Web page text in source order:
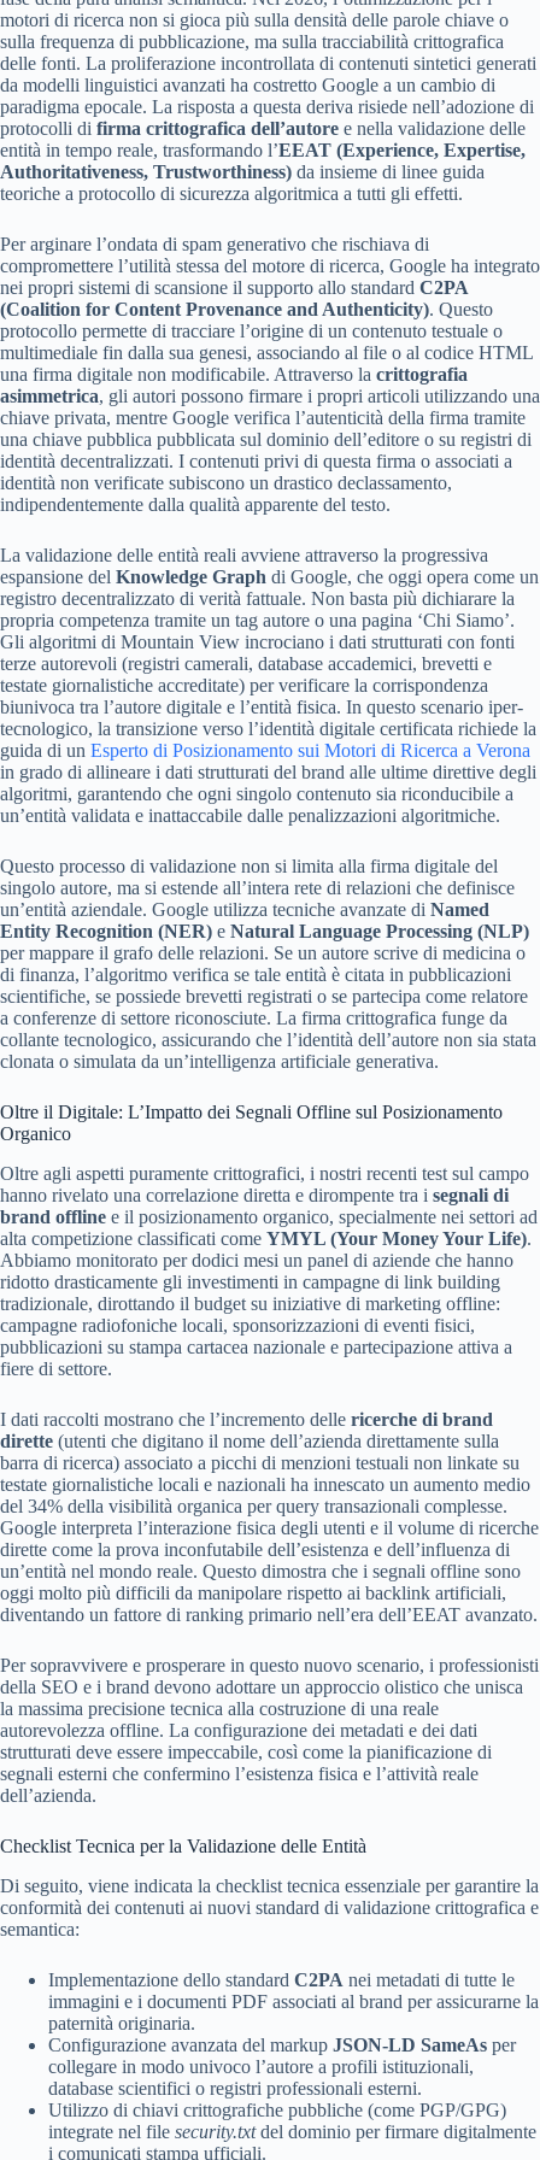
motori di ricerca non si gioca più sulla densità delle parole chiave o
sulla frequenza di pubblicazione, ma sulla tracciabilità crittografica
delle fonti. La proliferazione incontrollata di contenuti sintetici generati
da modelli linguistici avanzati ha costretto Google a un cambio di
paradigma epocale. La risposta a questa deriva risiede nell’adozione di
protocolli di firma crittografica dell’autore e nella validazione delle
entità in tempo reale, trasformando l’EEAT (Experience, Expertise,
Authoritativeness, Trustworthiness) da insieme di linee guida
teoriche a protocollo di sicurezza algoritmica a tutti gli effetti.
Per arginare l’ondata di spam generativo che rischiava di
compromettere l’utilità stessa del motore di ricerca, Google ha integrato
nei propri sistemi di scansione il supporto allo standard C2PA
(Coalition for Content Provenance and Authenticity). Questo
protocollo permette di tracciare l’origine di un contenuto testuale o
multimediale fin dalla sua genesi, associando al file o al codice HTML
una firma digitale non modificabile. Attraverso la crittografia
asimmetrica, gli autori possono firmare i propri articoli utilizzando una
chiave privata, mentre Google verifica l’autenticità della firma tramite
una chiave pubblica pubblicata sul dominio dell’editore o su registri di
identità decentralizzati. I contenuti privi di questa firma o associati a
identità non verificate subiscono un drastico declassamento,
indipendentemente dalla qualità apparente del testo.
La validazione delle entità reali avviene attraverso la progressiva
espansione del Knowledge Graph di Google, che oggi opera come un
registro decentralizzato di verità fattuale. Non basta più dichiarare la
propria competenza tramite un tag autore o una pagina ‘Chi Siamo’.
Gli algoritmi di Mountain View incrociano i dati strutturati con fonti
terze autorevoli (registri camerali, database accademici, brevetti e
testate giornalistiche accreditate) per verificare la corrispondenza
biunivoca tra l’autore digitale e l’entità fisica. In questo scenario iper-
tecnologico, la transizione verso l’identità digitale certificata richiede la
guida di un Esperto di Posizionamento sui Motori di Ricerca a Verona
in grado di allineare i dati strutturati del brand alle ultime direttive degli
algoritmi, garantendo che ogni singolo contenuto sia riconducibile a
un’entità validata e inattaccabile dalle penalizzazioni algoritmiche.
Questo processo di validazione non si limita alla firma digitale del
singolo autore, ma si estende all’intera rete di relazioni che definisce
un’entità aziendale. Google utilizza tecniche avanzate di Named
Entity Recognition (NER) e Natural Language Processing (NLP)
per mappare il grafo delle relazioni. Se un autore scrive di medicina o
di finanza, l’algoritmo verifica se tale entità è citata in pubblicazioni
scientifiche, se possiede brevetti registrati o se partecipa come relatore
a conferenze di settore riconosciute. La firma crittografica funge da
collante tecnologico, assicurando che l’identità dell’autore non sia stata
clonata o simulata da un’intelligenza artificiale generativa.
Oltre il Digitale: L’Impatto dei Segnali Offline sul Posizionamento
Organico
Oltre agli aspetti puramente crittografici, i nostri recenti test sul campo
hanno rivelato una correlazione diretta e dirompente tra i segnali di
brand offline e il posizionamento organico, specialmente nei settori ad
alta competizione classificati come YMYL (Your Money Your Life).
Abbiamo monitorato per dodici mesi un panel di aziende che hanno
ridotto drasticamente gli investimenti in campagne di link building
tradizionale, dirottando il budget su iniziative di marketing offline:
campagne radiofoniche locali, sponsorizzazioni di eventi fisici,
pubblicazioni su stampa cartacea nazionale e partecipazione attiva a
fiere di settore.
I dati raccolti mostrano che l’incremento delle ricerche di brand
dirette (utenti che digitano il nome dell’azienda direttamente sulla
barra di ricerca) associato a picchi di menzioni testuali non linkate su
testate giornalistiche locali e nazionali ha innescato un aumento medio
del 34% della visibilità organica per query transazionali complesse.
Google interpreta l’interazione fisica degli utenti e il volume di ricerche
dirette come la prova inconfutabile dell’esistenza e dell’influenza di
un’entità nel mondo reale. Questo dimostra che i segnali offline sono
oggi molto più difficili da manipolare rispetto ai backlink artificiali,
diventando un fattore di ranking primario nell’era dell’EEAT avanzato.
Per sopravvivere e prosperare in questo nuovo scenario, i professionisti
della SEO e i brand devono adottare un approccio olistico che unisca
la massima precisione tecnica alla costruzione di una reale
autorevolezza offline. La configurazione dei metadati e dei dati
strutturati deve essere impeccabile, così come la pianificazione di
segnali esterni che confermino l’esistenza fisica e l’attività reale
dell’azienda.
Checklist Tecnica per la Validazione delle Entità
Di seguito, viene indicata la checklist tecnica essenziale per garantire la
conformità dei contenuti ai nuovi standard di validazione crittografica e
semantica:
Implementazione dello standard C2PA nei metadati di tutte le
immagini e i documenti PDF associati al brand per assicurarne la
paternità originaria.
Configurazione avanzata del markup JSON-LD SameAs per
collegare in modo univoco l’autore a profili istituzionali,
database scientifici o registri professionali esterni.
Utilizzo di chiavi crittografiche pubbliche (come PGP/GPG)
integrate nel file security.txtdel dominio per firmare digitalmente
i comunicati stampa ufficiali.